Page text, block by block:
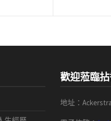
歡迎蒞臨
地址：